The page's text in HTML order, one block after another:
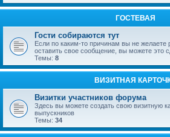
ГОСТЕВАЯ
Гости собираются тут
Если по каким-то причинам вы не желаете
оставить свое сообщение, вы можете это
Темы: 8
ВИЗИТНАЯ
Визитки участников форума
Здесь вы можете создать свою визитную
выпускников
Темы: 34